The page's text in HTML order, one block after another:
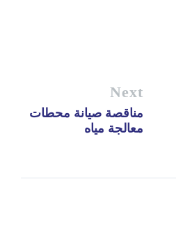
Next
مناقصة صيانة محطات
معالجة مياه